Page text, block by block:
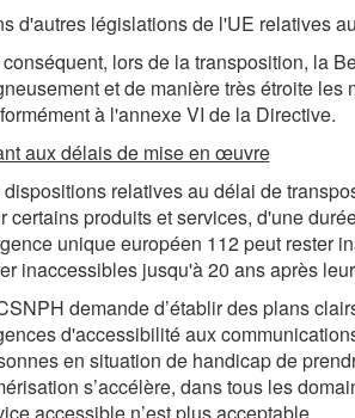
d'autres législations de l'UE relatives
lors de la transposition, la
et de manière très étroite
à l'annexe VI de la Directive.
aux délais de mise en œuvre
dispositions relatives au délai de
certains produits et services, d'une
unique européen 112 peut rester
inaccessibles jusqu'à 20 ans après
demande d’établir des plans
d'accessibilité aux
en situation de handicap de
s’accélère, dans tous les